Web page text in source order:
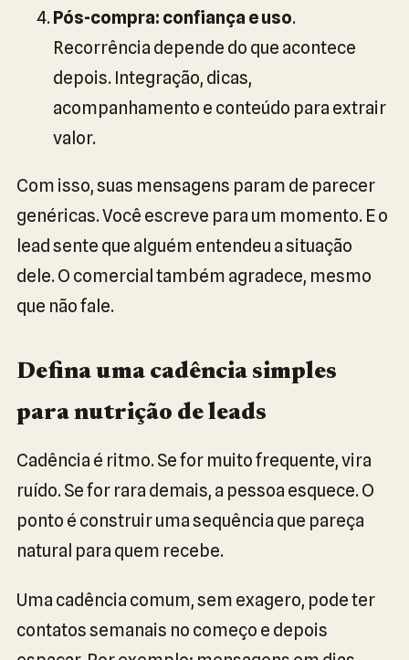
Pós-compra: confiança e uso.
Recorrência depende do que acontece
depois. Integração, dicas,
acompanhamento e conteúdo para extrair
valor.
Com isso, suas mensagens param de parecer
genéricas. Você escreve para um momento. E o
lead sente que alguém entendeu a situação
dele. O comercial também agradece, mesmo
que não fale.
Defina uma cadência simples
para nutrição de leads
Cadência é ritmo. Se for muito frequente, vira
ruído. Se for rara demais, a pessoa esquece. O
ponto é construir uma sequência que pareça
natural para quem recebe.
Uma cadência comum, sem exagero, pode ter
contatos semanais no começo e depois